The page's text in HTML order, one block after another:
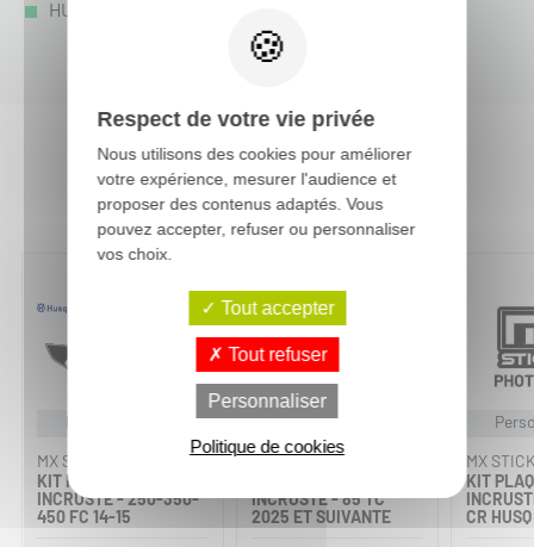
HUSQVARNA TC 250 :
Vous aimerez aussi :
Personnalisable
MX STICKERS
KIT PLAQUES À N°
INCRUSTÉ - 250-350-
450 FC 14-15
Personnalisable
MX STICKERS
INCRUSTÉ - 85 TC
2025 ET SUIVANTE
MX
KIT
CR
Respect de votre vie privée
Nous utilisons des cookies pour améliorer
votre expérience, mesurer l'audience et
proposer des contenus adaptés. Vous
pouvez accepter, refuser ou personnaliser
vos choix.
Tout accepter
Tout refuser
Personnaliser
Politique de cookies